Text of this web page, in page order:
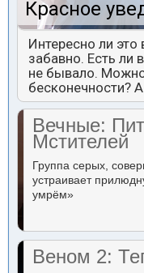
Красное
Интересно ли это
забавно. Есть ли
не бывало.
бесконечности?
Вечные:
Мстителей
Группа серых,
устраивает
умрём»
Веном 2: